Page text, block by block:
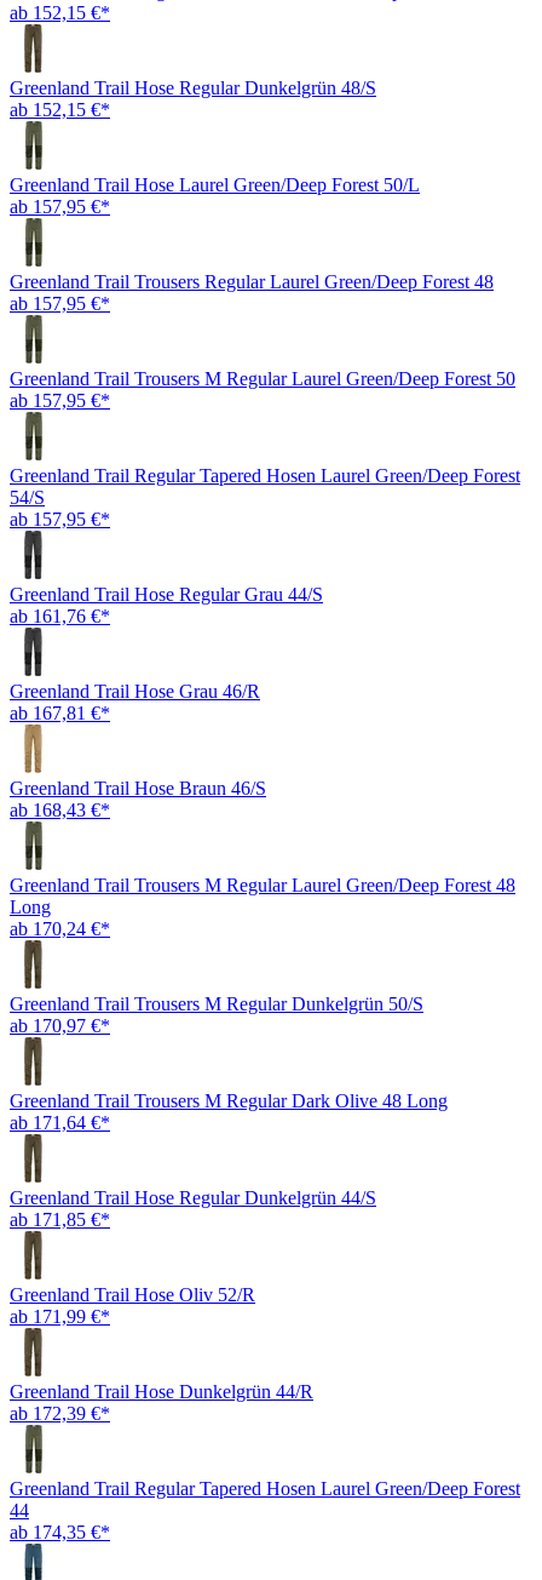
ab 152,15 €*
Greenland Trail Hose Regular Dunkelgrün 48/S
ab 152,15 €*
Greenland Trail Hose Laurel Green/Deep Forest 50/L
ab 157,95 €*
Greenland Trail Trousers Regular Laurel Green/Deep Forest 48
ab 157,95 €*
Greenland Trail Trousers M Regular Laurel Green/Deep Forest 50
ab 157,95 €*
Greenland Trail Regular Tapered Hosen Laurel Green/Deep Forest
54/S
ab 157,95 €*
Greenland Trail Hose Regular Grau 44/S
ab 161,76 €*
Greenland Trail Hose Grau 46/R
ab 167,81 €*
Greenland Trail Hose Braun 46/S
ab 168,43 €*
Greenland Trail Trousers M Regular Laurel Green/Deep Forest 48
Long
ab 170,24 €*
Greenland Trail Trousers M Regular Dunkelgrün 50/S
ab 170,97 €*
Greenland Trail Trousers M Regular Dark Olive 48 Long
ab 171,64 €*
Greenland Trail Hose Regular Dunkelgrün 44/S
ab 171,85 €*
Greenland Trail Hose Oliv 52/R
ab 171,99 €*
Greenland Trail Hose Dunkelgrün 44/R
ab 172,39 €*
Greenland Trail Regular Tapered Hosen Laurel Green/Deep Forest
44
ab 174,35 €*